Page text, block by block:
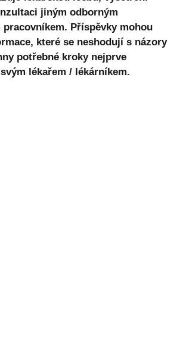
jiným odborným
Příspěvky mohou
které se neshodují s názory
potřebné kroky nejprve
lékařem / lékárníkem.